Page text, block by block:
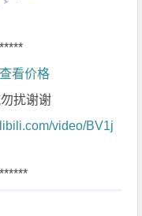
看价格
扰谢谢
video/BV1j